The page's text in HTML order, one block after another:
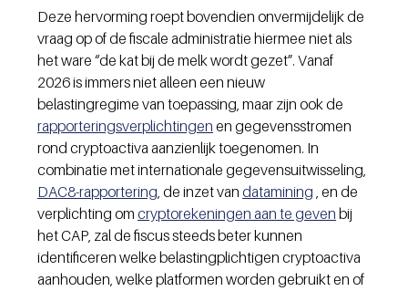
Deze hervorming roept bovendien onvermijdelijk de
vraag op of de fiscale administratie hiermee niet als
het ware “de kat bij de melk wordt gezet”. Vanaf
2026 is immers niet alleen een nieuw
belastingregime van toepassing, maar zijn ook de
rapporteringsverplichtingen en gegevensstromen
rond cryptoactiva aanzienlijk toegenomen. In
combinatie met internationale gegevensuitwisseling,
DAC8-rapportering, de inzet van datamining , en de
verplichting om cryptorekeningen aan te geven bij
het CAP, zal de fiscus steeds beter kunnen
identificeren welke belastingplichtigen cryptoactiva
aanhouden, welke platformen worden gebruikt en of